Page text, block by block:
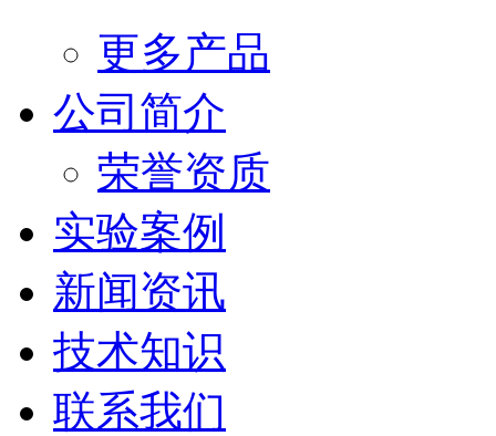
更多产品
公司简介
荣誉资质
实验案例
新闻资讯
技术知识
联系我们